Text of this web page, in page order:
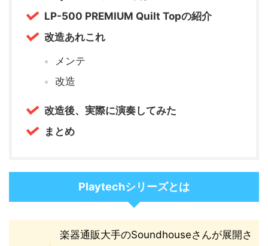
LP-500 PREMIUM Quilt Topの紹介
改造あれこれ
メンテ
改造
改造後、実際に演奏してみた
まとめ
Playtechシリーズとは
楽器通販大手のSoundhouseさんが展開さ